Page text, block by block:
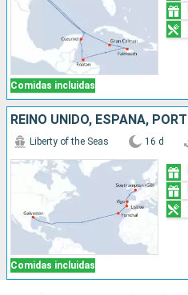
Comidas incluidas
Comidas incluidas
Liberty of the Seas 16 d